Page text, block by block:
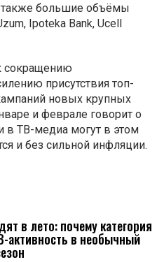
также большие объёмы
Ipoteka Bank, Ucell
сокращению
присутствия топ-
новых крупных
и феврале говорит о
в ТВ-медиа могут в этом
и без сильной инфляции.
в лето: почему категория
активность в необычный